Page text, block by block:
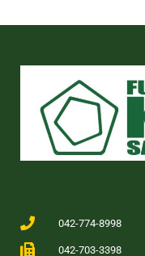
042-774-8998
042-703-3398